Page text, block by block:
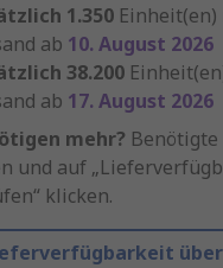
1.350
ab 10. August 2026
38.200
ab 17. August 2026
mehr? Benötigte
und auf
klicken.